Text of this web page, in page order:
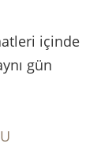
içinde
gün